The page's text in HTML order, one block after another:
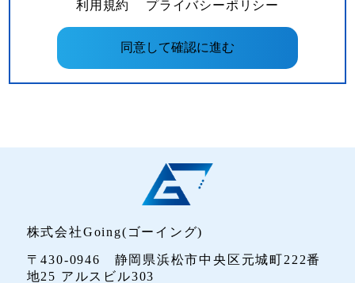
利用規約 プライバシーポリシー
株式会社Going(ゴーイング)
〒430-0946 静岡県浜松市中央区元城町222番
地25 アルスビル303